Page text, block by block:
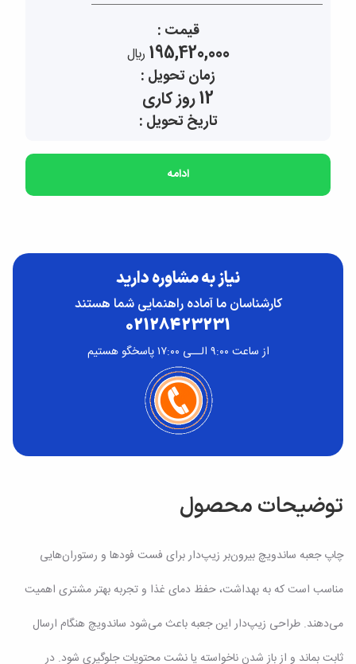
قیمت :
195,420,000 ريال
زمان تحویل :
12 روز کاری
تاریخ تحویل :
ادامه
نیاز به مشاوره دارید
کارشناسان ما آماده راهنمایی شما هستند
02128423231
از ساعت ۹:۰۰ الــی ۱۷:۰۰ پاسخگو هستیم
توضیحات محصول
چاپ جعبه ساندویچ بیرون‌بر زیپ‌دار برای فست فودها و رستوران‌هایی
مناسب است که به بهداشت، حفظ دمای غذا و تجربه بهتر مشتری اهمیت
می‌دهند. طراحی زیپ‌دار این جعبه باعث می‌شود ساندویچ هنگام ارسال
ثابت بماند و از باز شدن ناخواسته یا نشت محتویات جلوگیری شود. در